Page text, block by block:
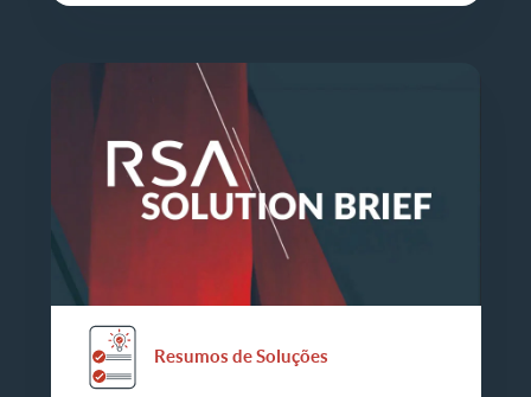
Resumos de Soluções